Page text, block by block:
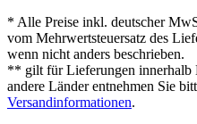
* Alle Preise inkl. deutscher
vom Mehrwertsteuersatz des
wenn nicht anders beschrieben.
** gilt für Lieferungen innerhalb
andere Länder entnehmen Sie
Versandinformationen.